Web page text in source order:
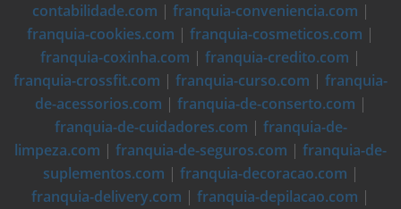
contabilidade.com | franquia-conveniencia.com |
franquia-cookies.com | franquia-cosmeticos.com |
franquia-coxinha.com | franquia-credito.com |
franquia-crossfit.com | franquia-curso.com | franquia-
de-acessorios.com | franquia-de-conserto.com |
franquia-de-cuidadores.com | franquia-de-
limpeza.com | franquia-de-seguros.com | franquia-de-
suplementos.com | franquia-decoracao.com |
franquia-delivery.com | franquia-depilacao.com |